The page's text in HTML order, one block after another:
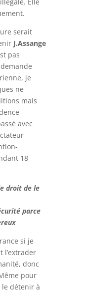
serait
J.Assange
pas
je
ne
mais
avec
18
droit de le
parce
si je
l’extrader
donc
pour
le détenir à